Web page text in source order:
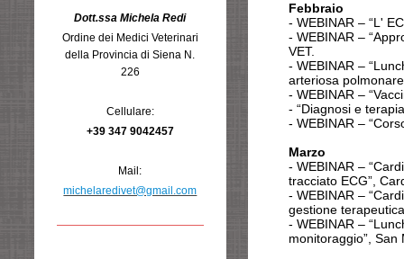
Febbraio
- WEBINAR – “L'
- WEBINAR –
VET.
- WEBINAR –
arteriosa
- WEBINAR –
- “Diagnosi e
- WEBINAR –
Marzo
- WEBINAR –
tracciato ECG”,
- WEBINAR –
gestione
- WEBINAR –
monitoraggio”, San
Dott.ssa Michela Redi
Ordine dei Medici Veterinari
della Provincia di Siena N.
226
Cellulare:
+39 347 9042457
Mail:
michelaredivet@gmail.com